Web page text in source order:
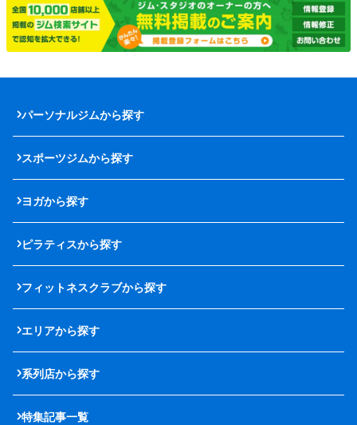
パーソナルジムから探す
スポーツジムから探す
ヨガから探す
ピラティスから探す
フィットネスクラブから探す
エリアから探す
系列店から探す
特集記事一覧